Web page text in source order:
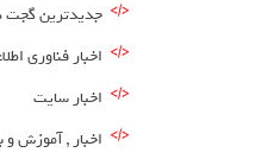
جدیدترین گجت
اخبار فناوری
اخبار سایت
اخبار , آموزش و